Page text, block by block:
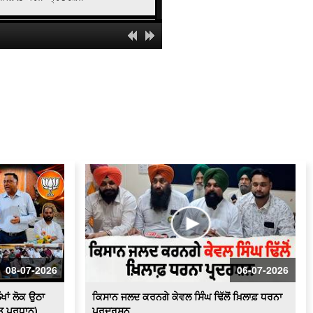
ਬਾਦਲ ਦੇ ਉਮੀਦਵਾਰਾਂ ਵਲੋਂ ਨਾਮਜ਼ਦਗੀਆਂ ਦੀ
ਪ੍ਰਕਿਰਿਆ ਜਾਰੀ
ਸ਼ਰਾਰਤੀ ਅਨਸਰਾਂ ਨੇ ਸਰਪੰਚ ਦੇ 21 ਖੇਤਾਂ ਦੀ
ਪਨੀਰੀ ਕੀਤੀ ਤਬਾਹ
ਪੈਨਸ਼ਨਰਜ਼ ਐਸੋਸੀਏਸ਼ਨ ਅਤੇ ਬਿਜਲੀ ਮੁਲਾਜ਼ਮ
ਸੰਘਰਸ਼ੀਲ ਮੋਰਚੇ ਵਲੋਂ ਵਿਸ਼ਾਲ ਧਰਨਾ
ਪੰਜ ਤੱਤਾ ਚ ਵਿਲੀਨ ਹੋਇਆ ਗੋਪੀ ਨਿੱਝਰ, ਪਿਤਾ
08-07-2026
ਲੋਕ ਉਠਾ
06-07-2026
ਕਿਸਾਨ ਜਲਦ ਕਰਨਗੇ ਕੇਵਲ ਸਿੰਘ ਢਿੱਲੋਂ ਖ਼ਿਲਾਫ਼ ਧਰਨਾ